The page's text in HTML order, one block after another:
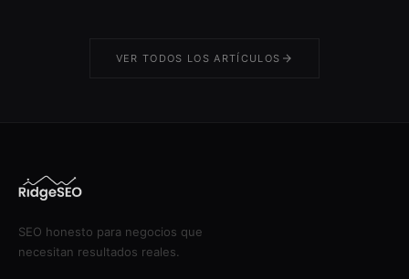
VER TODOS LOS ARTÍCULOS
SEO honesto para negocios que
necesitan resultados reales.